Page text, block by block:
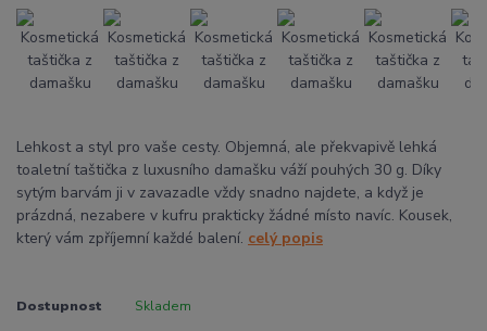
Lehkost a styl pro vaše cesty. Objemná, ale překvapivě lehká
toaletní taštička z luxusního damašku váží pouhých 30 g. Díky
sytým barvám ji v zavazadle vždy snadno najdete, a když je
prázdná, nezabere v kufru prakticky žádné místo navíc. Kousek,
který vám zpříjemní každé balení. celý popis
Dostupnost Skladem